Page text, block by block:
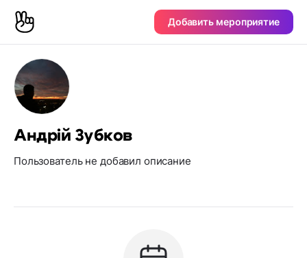
Добавить мероприятие
Андрій Зубков
Пользователь не добавил описание